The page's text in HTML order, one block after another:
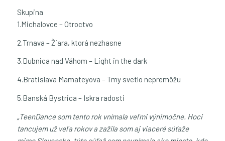
Skupina
1.Michalovce – Otroctvo
2.Trnava – Žiara, ktorá nezhasne
3.Dubnica nad Váhom – Light in the dark
4.Bratislava Mamateyova – Tmy svetlo nepremôžu
5.Banská Bystrica – Iskra radosti
„TeenDance som tento rok vnímala veľmi výnimočne. Hoci
tancujem už veľa rokov a zažila som aj viaceré súťaže